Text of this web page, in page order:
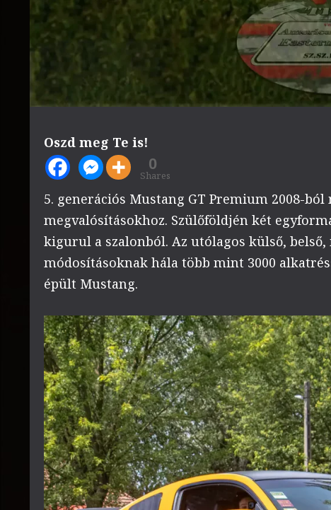
Oszd meg Te is!
0
Shares
5. generációs Mustang GT Premium 2008-
megvalósításokhoz. Szülőföldjén két
kigurul a szalonból. Az utólagos külső,
módosításoknak hála több mint 3000
épült Mustang.